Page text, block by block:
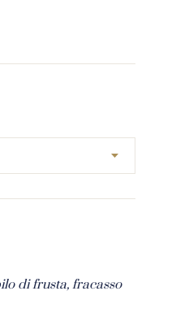
di frusta, fracasso